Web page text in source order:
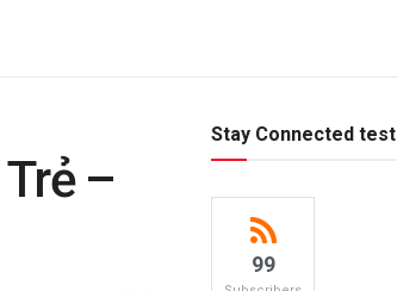
–
Stay Connected test
99